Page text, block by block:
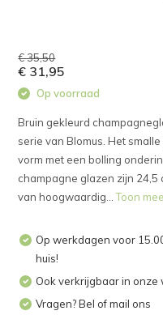
€ 35,50
€ 31,95
Op voorraad
Bruin gekleurd
serie van Blomus. Het
vorm met een bolling
champagne glazen zijn 24,5
van hoogwaardig...Toon
Op werkdagen voor
huis!
Ook verkrijgbaar in onze
Vragen? Bel of mail ons